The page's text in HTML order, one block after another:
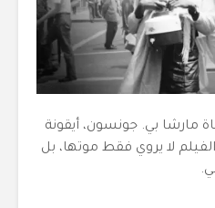
مارشا بي. جونسون، أيقونة
لا يروي فقط موتها، بل